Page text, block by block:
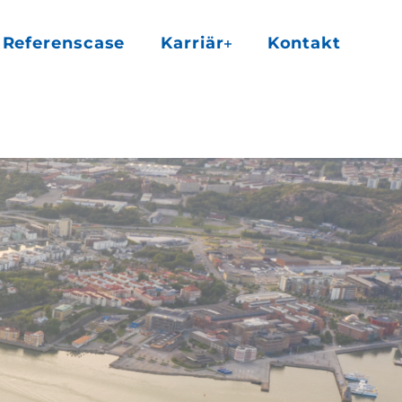
Referenscase Karriär Kontakt